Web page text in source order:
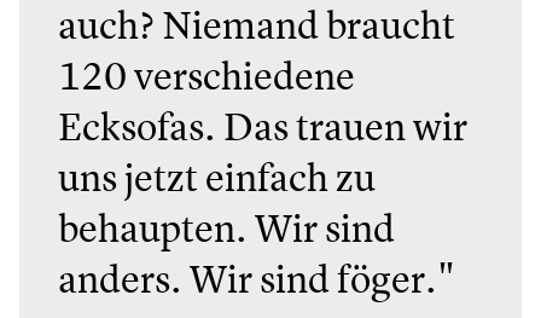
auch? Niemand braucht
120 verschiedene
Ecksofas. Das trauen wir
uns jetzt einfach zu
behaupten. Wir sind
anders. Wir sind föger."